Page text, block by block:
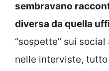
sembravano
diversa da quella
“sospette” sui
nelle interviste, tutto